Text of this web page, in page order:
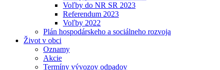
Voľby do NR SR 2023
Referendum 2023
Voľby 2022
Plán hospodárskeho a sociálneho rozvoja
Život v obci
Oznamy
Akcie
Termíny vývozov odpadov